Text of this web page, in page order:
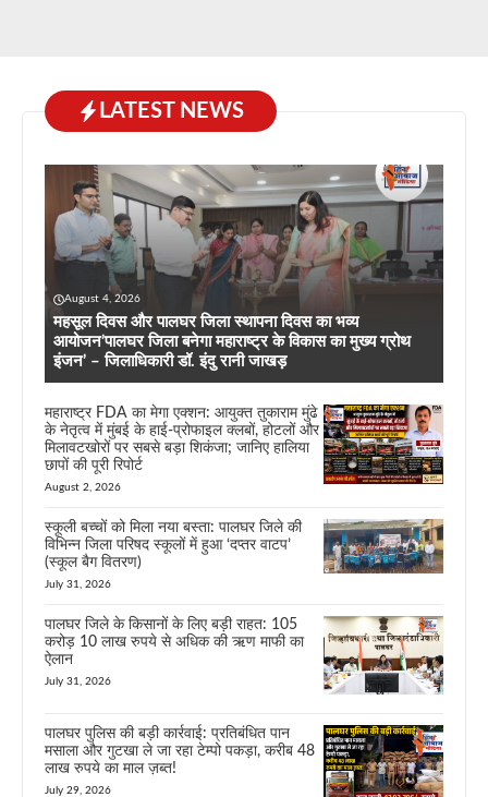
LATEST NEWS
August 4, 2026
महसूल दिवस और पालघर जिला स्थापना दिवस का भव्य
आयोजन’पालघर जिला बनेगा महाराष्ट्र के विकास का मुख्य ग्रोथ
इंजन’ – जिलाधिकारी डॉ. इंदु रानी जाखड़
महाराष्ट्र FDA का मेगा एक्शन: आयुक्त तुकाराम मुंढे
के नेतृत्व में मुंबई के हाई-प्रोफाइल क्लबों, होटलों और
मिलावटखोरों पर सबसे बड़ा शिकंजा; जानिए हालिया
छापों की पूरी रिपोर्ट
August 2, 2026
स्कूली बच्चों को मिला नया बस्ता: पालघर जिले की
विभिन्न जिला परिषद स्कूलों में हुआ ‘दप्तर वाटप’
(स्कूल बैग वितरण)
July 31, 2026
पालघर जिले के किसानों के लिए बड़ी राहत: 105
करोड़ 10 लाख रुपये से अधिक की ऋण माफी का
ऐलान
July 31, 2026
पालघर पुलिस की बड़ी कार्रवाई: प्रतिबंधित पान
मसाला और गुटखा ले जा रहा टेम्पो पकड़ा, करीब 48
लाख रुपये का माल ज़ब्त!
July 29, 2026